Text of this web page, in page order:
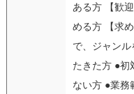
ある方 【歓
める方 【求
で、ジャン
たきた方 ●初
ない方 ●業務